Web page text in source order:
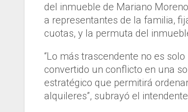
del inmueble de Mariano
a representantes de la familia,
cuotas, y la permuta del
“Lo más trascendente no es
convertido un conflicto en una
estratégico que permitirá
alquileres”, subrayó el